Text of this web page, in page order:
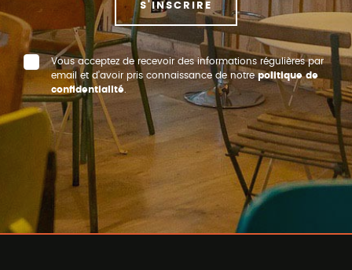
S'INSCRIRE
Vous acceptez de recevoir des informations régulières par
email et d’avoir pris connaissance de notrepolitique de
confidentialité